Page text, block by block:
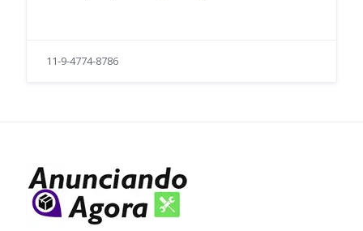
11-9-4774-8786